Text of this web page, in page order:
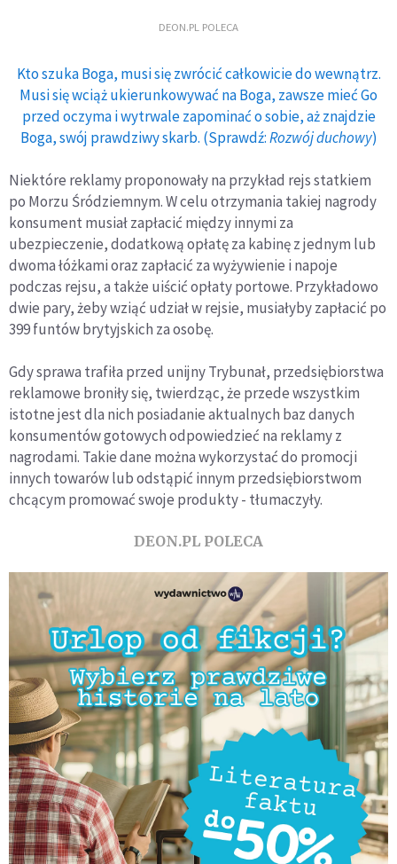
DEON.PL POLECA
Kto szuka Boga, musi się zwrócić całkowicie do wewnątrz.
Musi się wciąż ukierunkowywać na Boga, zawsze mieć Go
przed oczyma i wytrwale zapominać o sobie, aż znajdzie
Boga, swój prawdziwy skarb. (Sprawdź:Rozwój duchowy)
Niektóre reklamy proponowały na przykład rejs statkiem
po Morzu Śródziemnym. W celu otrzymania takiej nagrody
konsument musiał zapłacić między innymi za
ubezpieczenie, dodatkową opłatę za kabinę z jednym lub
dwoma łóżkami oraz zapłacić za wyżywienie i napoje
podczas rejsu, a także uiścić opłaty portowe. Przykładowo
dwie pary, żeby wziąć udział w rejsie, musiałyby zapłacić po
399 funtów brytyjskich za osobę.
Gdy sprawa trafiła przed unijny Trybunał, przedsiębiorstwa
reklamowe broniły się, twierdząc, że przede wszystkim
istotne jest dla nich posiadanie aktualnych baz danych
konsumentów gotowych odpowiedzieć na reklamy z
nagrodami. Takie dane można wykorzystać do promocji
innych towarów lub odstąpić innym przedsiębiorstwom
chcącym promować swoje produkty - tłumaczyły.
DEON.PL POLECA